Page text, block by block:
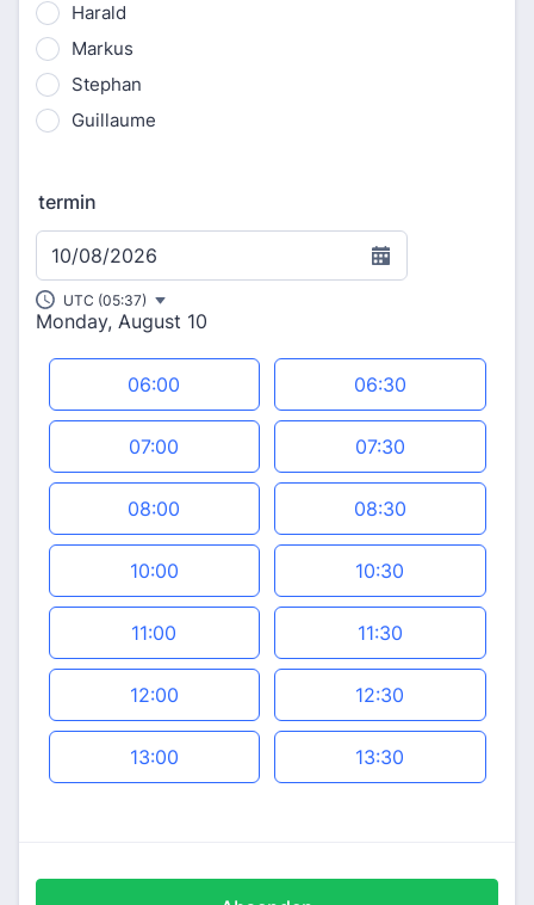
Harald
Markus
Stephan
Guillaume
termin
10/08/2026
Monday, August 10
Appointment time
06:00 06:30
07:00 07:30
08:00 08:30
10:00 10:30
11:00 11:30
12:00 12:30
13:00 13:30
UTC (05:37)